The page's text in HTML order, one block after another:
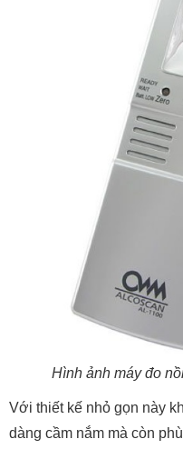
Hình ảnh máy đo
Với thiết kế nhỏ gọn này
dàng cầm nắm mà còn